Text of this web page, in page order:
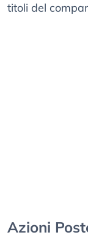
titoli del
Azioni